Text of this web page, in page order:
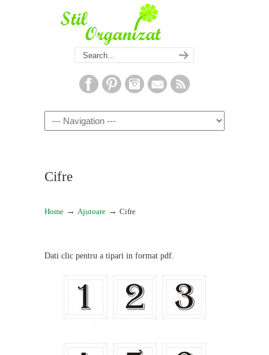
Navigation
Cifre
Home → Ajutoare → Cifre
Dati clic pentru a tipari in format pdf.